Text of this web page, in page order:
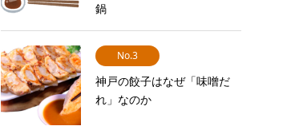
鍋
No.3
神戸の餃子はなぜ「味噌だ
れ」なのか